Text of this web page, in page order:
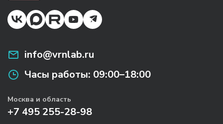
info@vrnlab.ru
Часы работы: 09:00–18:00
Москва и область
+7 495 255-28-98